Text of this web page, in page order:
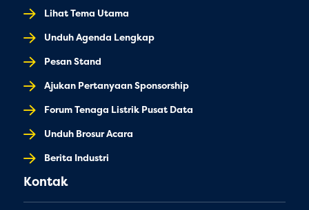
Lihat Tema Utama
Unduh Agenda Lengkap
Pesan Stand
Ajukan Pertanyaan Sponsorship
Forum Tenaga Listrik Pusat Data
Unduh Brosur Acara
Berita Industri
Kontak